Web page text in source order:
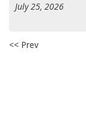
July 25, 2026
<< Prev